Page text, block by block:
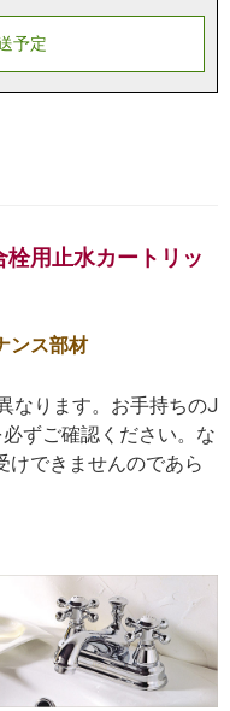
栓用止水カートリッ
ンス部材
なります。お手持ちのJ
ずご確認ください。な
けできませんのであら